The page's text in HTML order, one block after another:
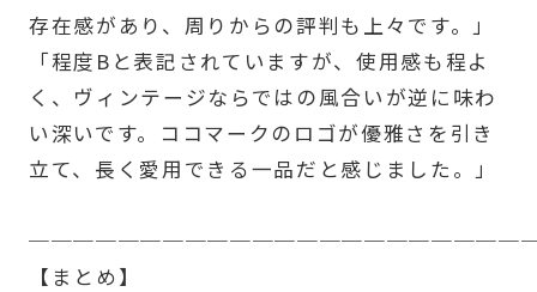
存在感があり、周りからの評判も上々です。」
「程度Bと表記されていますが、使用感も程よ
く、ヴィンテージならではの風合いが逆に味わ
い深いです。ココマークのロゴが優雅さを引き
立て、長く愛用できる一品だと感じました。」
【まとめ】